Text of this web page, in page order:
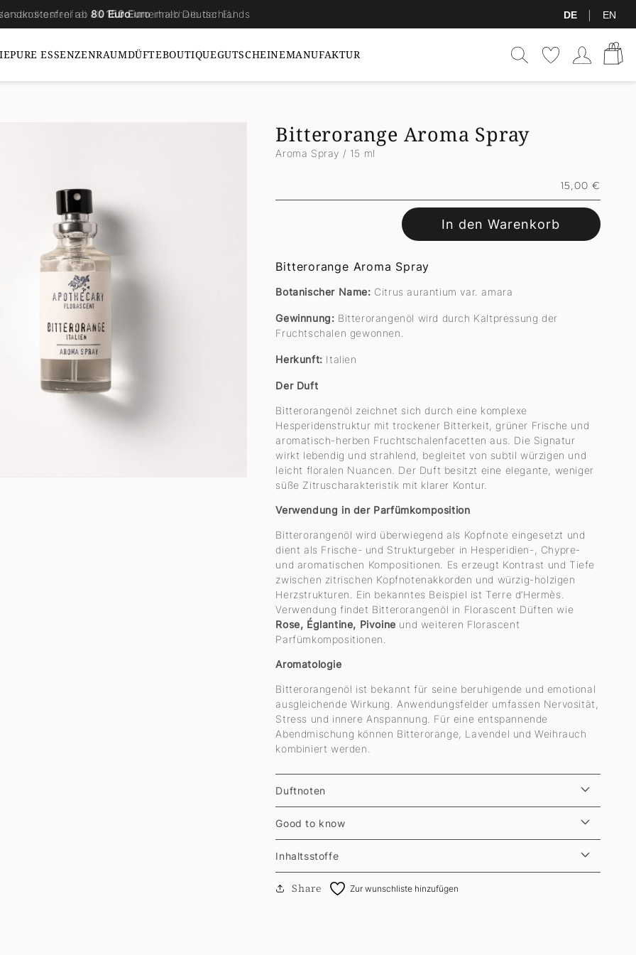
ab80 Euroinnerhalb Deutschlands
ab150 Euroinnerhalb der EU DE | EN
PURE ESSENZENRAUMDÜFTEBOUTIQUEGUTSCHEINEMANUFAKTUR Einloggen
Bitterorange Aroma Spray
Aroma Spray / 15 ml
Normaler
Preis
15,00 €
In den Warenkorb
Bitterorange Aroma Spray
Botanischer Name: Citrus aurantium var. amara
Gewinnung: Bitterorangenöl wird durch Kaltpressung der
Fruchtschalen gewonnen.
Herkunft: Italien
Der Duft
Bitterorangenöl zeichnet sich durch eine komplexe
Hesperidenstruktur mit trockener Bitterkeit, grüner Frische und
aromatisch-herben Fruchtschalenfacetten aus. Die Signatur
wirkt lebendig und strahlend, begleitet von subtil würzigen und
leicht floralen Nuancen. Der Duft besitzt eine elegante, weniger
süße Zitruscharakteristik mit klarer Kontur.
Verwendung in der Parfümkomposition
Bitterorangenöl wird überwiegend als Kopfnote eingesetzt und
dient als Frische- und Strukturgeber in Hesperidien-, Chypre-
und aromatischen Kompositionen. Es erzeugt Kontrast und Tiefe
zwischen zitrischen Kopfnotenakkorden und würzig-holzigen
Herzstrukturen. Ein bekanntes Beispiel ist Terre d’Hermès.
Verwendung findet Bitterorangenöl in Florascent Düften wie
Rose, Églantine, Pivoine und weiteren Florascent
Parfümkompositionen.
Aromatologie
Bitterorangenöl ist bekannt für seine beruhigende und emotional
ausgleichende Wirkung. Anwendungsfelder umfassen Nervosität,
Stress und innere Anspannung. Für eine entspannende
Abendmischung können Bitterorange, Lavendel und Weihrauch
kombiniert werden.
Duftnoten
Good to know
Inhaltsstoffe
Share Zur wunschliste hinzufügen